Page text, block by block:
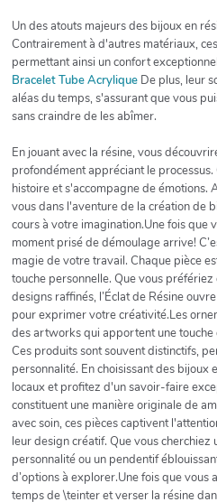
Un des atouts majeurs des bijoux en
Contrairement à d'autres matériaux,
permettant ainsi un confort
Bracelet Tube Acrylique De plus, leur
aléas du temps, s'assurant que vous
sans craindre de les abîmer.
En jouant avec la résine, vous
profondément appréciant le
histoire et s'accompagne de émotions.
vous dans l'aventure de la création de
cours à votre imagination.Une fois que
moment prisé de démoulage arrive!
magie de votre travail. Chaque pièce
touche personnelle. Que vous
designs raffinés, l’Éclat de Résine
pour exprimer votre créativité.Les
des artworks qui apportent une
Ces produits sont souvent distinctifs,
personnalité. En choisissant des bijoux
locaux et profitez d'un savoir-faire
constituent une manière originale de
avec soin, ces pièces captivent
leur design créatif. Que vous
personnalité ou un pendentif
d’options à explorer.Une fois que vous
temps de \teinter et verser la résine